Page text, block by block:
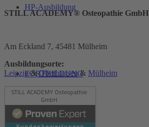
HP-Ausbildung
FORTBILDUNG
STILL ACADEMY® Osteopathie GmbH
Am Eckland 7, 45481 Mülheim
Ausbildungsorte:
Leipzig&Oberhausen& Mülheim